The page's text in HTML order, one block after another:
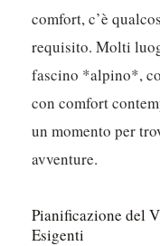
comfort, c’è
requisito. Molti
fascino *alpino*,
con comfort
un momento per
avventure.
Pianificazione del
Esigenti